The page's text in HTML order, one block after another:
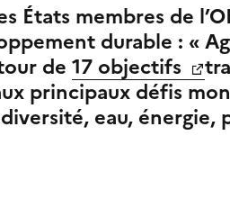
États membres de
durable : «
de 17 objectifs
principaux défis
eau, énergie,